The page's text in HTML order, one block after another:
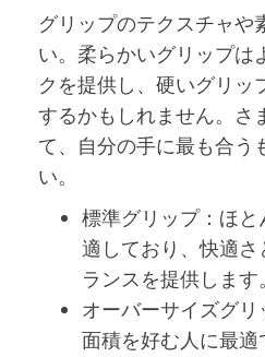
グリップのテクスチャや
い。柔らかいグリップは
クを提供し、硬いグリッ
するかもしれません。さ
て、自分の手に最も合う
い。
標準グリップ：ほ
適しており、快適
ランスを提供します。
オーバーサイズグ
面積を好む人に最適